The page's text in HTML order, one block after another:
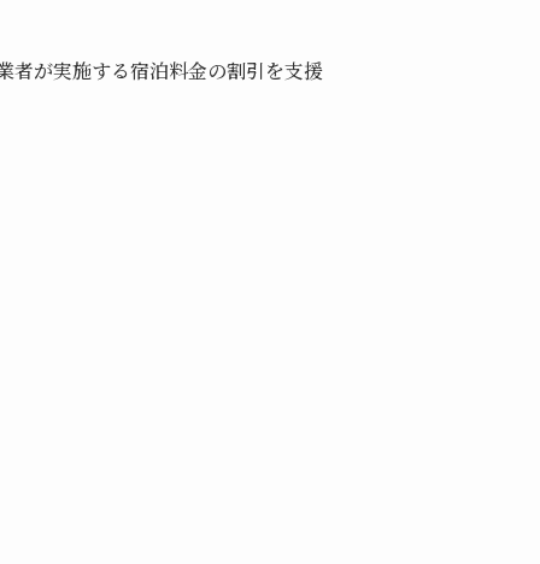
者が実施する宿泊料金の割引を支援